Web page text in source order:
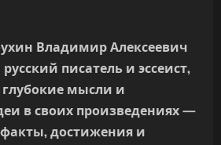
Владимир Алексеевич
писатель и эссеист,
мысли и
в своих произведениях —
достижения и